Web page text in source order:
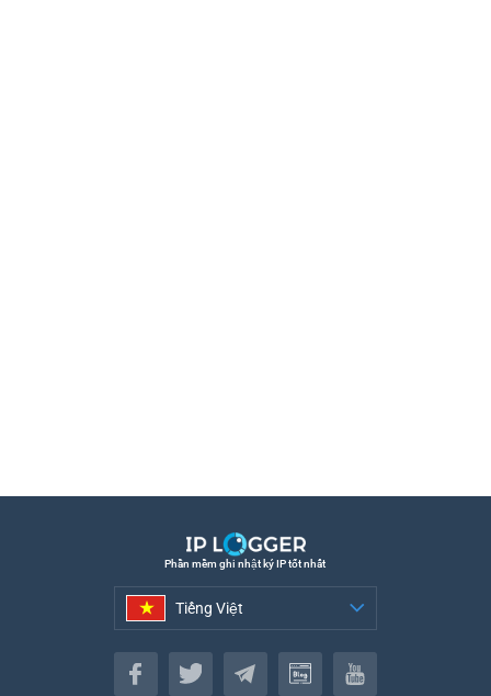
Phần mềm ghi nhật ký IP tốt nhất
Tiếng Việt
Tiếng Việt